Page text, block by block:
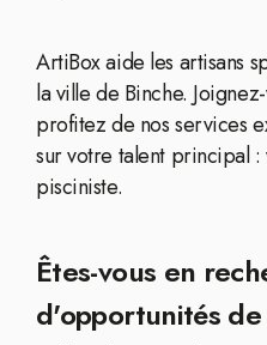
ArtiBox aide les artisans
la ville de Binche.
profitez de nos services
sur votre talent principal
pisciniste.
Êtes-vous en
d'opportunités